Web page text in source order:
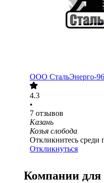
ООО СтальЭнерго-
4.3
•
7 отзывов
Казань
Козья слобода
Откликнитесь среди
Откликнуться
Компании для